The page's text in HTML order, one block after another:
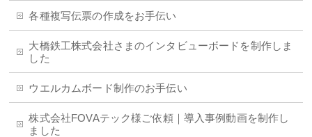
各種複写伝票の作成をお手伝い
大橋鉄工株式会社さまのインタビューボードを制作しま
した
ウエルカムボード制作のお手伝い
株式会社FOVAテック様ご依頼｜導入事例動画を制作し
ました